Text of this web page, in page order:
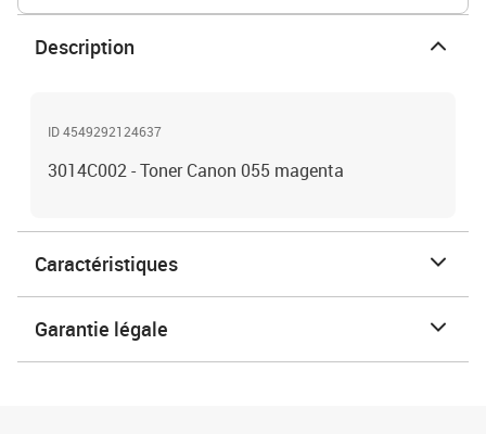
Description
ID 4549292124637
3014C002 - Toner Canon 055 magenta
Caractéristiques
Garantie légale